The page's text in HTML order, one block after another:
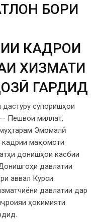
БОРИ
КАДРҲОИ
ХИЗМАТИ
ГАРДИД
супоришҳои
Пешвои миллат,
Эмомалӣ
кадрии мақомоти
донишҳои касбии
давлатии
аввал Курси
давлатии дар
ҳокимияти